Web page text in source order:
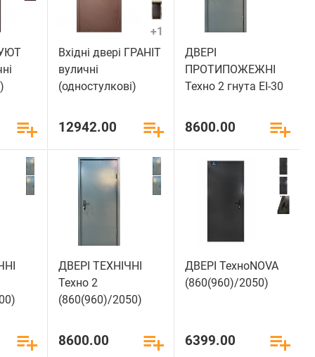
УЮТ
+1
Вхідні двері ГРАНІТ
вуличні
(одностулкові)
12942.00
ДВЕРІ
ПРОТИПОЖЕЖНІ
Техно 2 гнута ЕІ-30
8600.00
ДВЕРІ ТЕХНІЧНІ
Техно 2
(860(960)/2050)
8600.00
ДВЕРІ ТехноNOVA
(860(960)/2050)
6399.00